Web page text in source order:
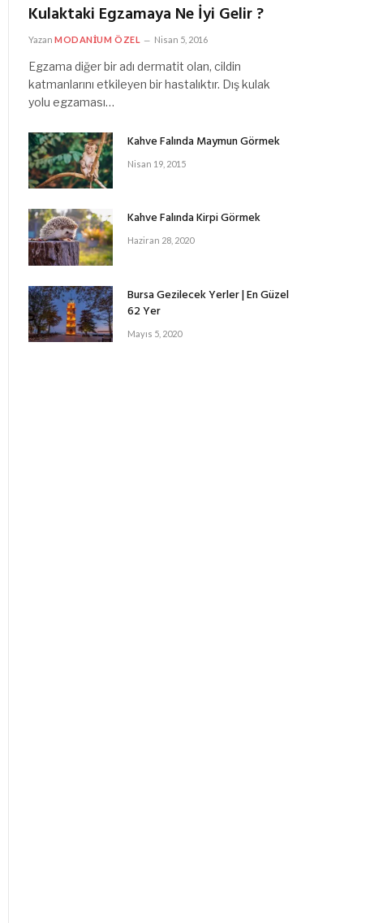
Kulaktaki Egzamaya Ne İyi Gelir ?
Yazan MODANIUM ÖZEL Nisan 5, 2016
Egzama diğer bir adı dermatit olan, cildin
katmanlarını etkileyen bir hastalıktır. Dış kulak
yolu egzaması…
Kahve Falında Maymun Görmek
Nisan 19, 2015
Kahve Falında Kirpi Görmek
Haziran 28, 2020
Bursa Gezilecek Yerler | En Güzel
62 Yer
Mayıs 5, 2020